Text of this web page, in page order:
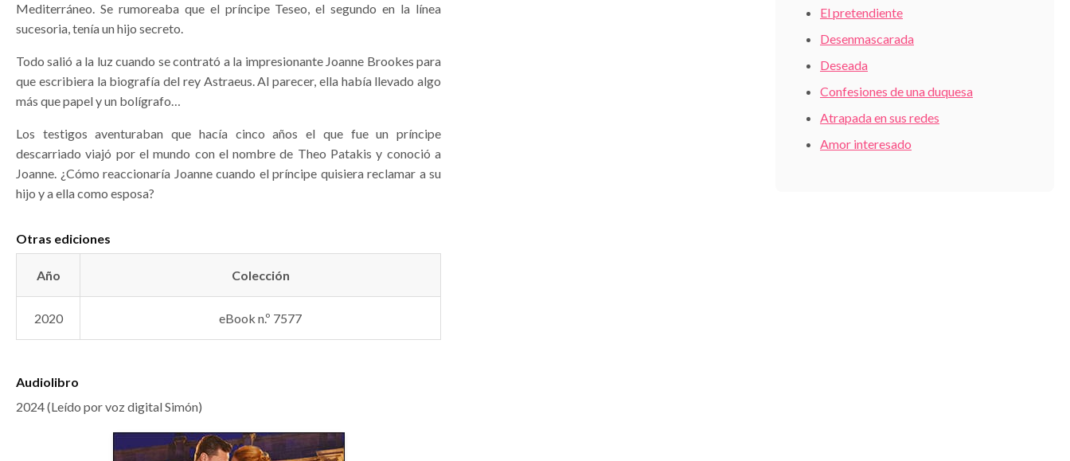
Mediterráneo. Se rumoreaba que el príncipe Teseo, el segundo en la línea
sucesoria, tenía un hijo secreto.
Todo salió a la luz cuando se contrató a la impresionante Joanne Brookes para
que escribiera la biografía del rey Astraeus. Al parecer, ella había llevado algo
más que papel y un bolígrafo…
Los testigos aventuraban que hacía cinco años el que fue un príncipe
descarriado viajó por el mundo con el nombre de Theo Patakis y conoció a
Joanne. ¿Cómo reaccionaría Joanne cuando el príncipe quisiera reclamar a su
hijo y a ella como esposa?
Otras ediciones
Año Colección
2020 eBook n.º 7577
Audiolibro
2024 (Leído por voz digital Simón)
El pretendiente
Desenmascarada
Deseada
Confesiones de una duquesa
Atrapada en sus redes
Amor interesado